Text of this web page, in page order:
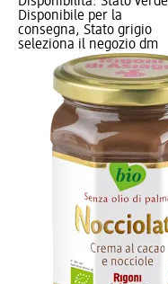
Disponibile per la
consegna, Stato grigio
seleziona il negozio dm